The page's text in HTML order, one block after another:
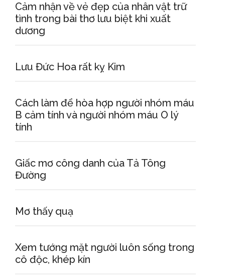
Cảm nhận về vẻ đẹp của nhân vật trữ
tình trong bài thơ lưu biệt khi xuất
dương
Lưu Đức Hoa rất kỵ Kim
Cách làm để hòa hợp người nhóm máu
B cảm tính và người nhóm máu O lý
tính
Giấc mơ công danh của Tả Tông
Đường
Mơ thấy quạ
Xem tướng mặt người luôn sống trong
cô độc, khép kín